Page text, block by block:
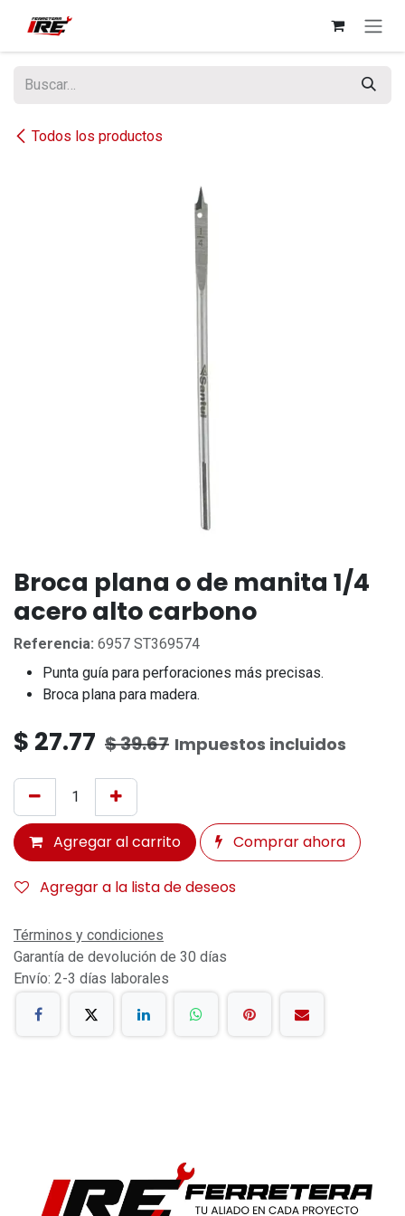
Todos los productos
Broca plana o de manita 1/4
acero alto carbono
Referencia: 6957 ST369574
Punta guía para perforaciones más precisas.
Broca plana para madera.
$ 27.77 $39.67 Impuestos incluidos
Agregar al carrito Comprar ahora
Agregar a la lista de deseos
Términos y condiciones
Garantía de devolución de 30 días
Envío: 2-3 días laborales